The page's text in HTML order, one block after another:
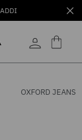
OXFORD JEANS